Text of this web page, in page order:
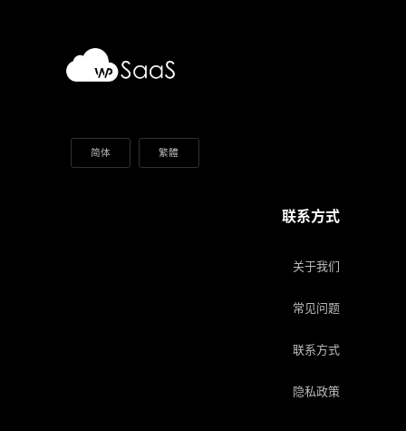
简体 繁體
联系方式
关于我们
常见问题
联系方式
隐私政策